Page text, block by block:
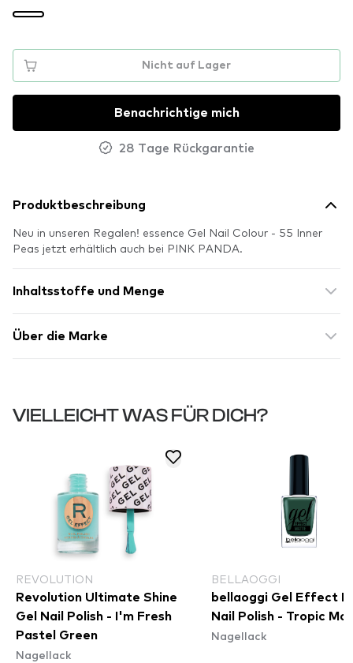
Nicht auf Lager
Benachrichtige mich
28 Tage Rückgarantie
Produktbeschreibung
Neu in unseren Regalen! essence Gel Nail Colour - 55 Inner
Peas jetzt erhältlich auch bei PINK PANDA.
Inhaltsstoffe und Menge
Über die Marke
VIELLEICHT WAS FÜR DICH?
REVOLUTION
Revolution Ultimate Shine
Gel Nail Polish - I'm Fresh
Pastel Green
Nagellack
BELLAOGGI
bellaoggi Gel Effect
Nail Polish - Tropic
Nagellack